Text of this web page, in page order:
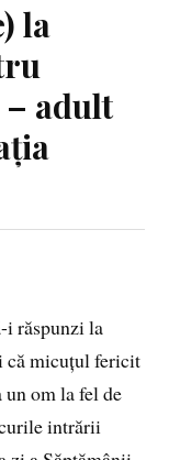
la
adult
i răspunzi la
că micuțul fericit
un om la fel de
intrării